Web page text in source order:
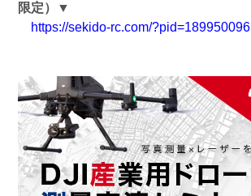
限定）▼
https://sekido-rc.com/?pid=189950096